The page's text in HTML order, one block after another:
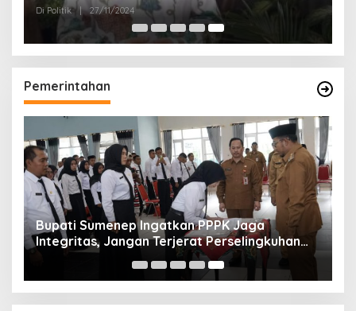
2024
Di Politik | 27/11/2024
Pemerintahan
Bupati Sumenep Ingatkan PPPK Jaga
Integritas, Jangan Terjerat Perselingkuhan
dan Judi Online